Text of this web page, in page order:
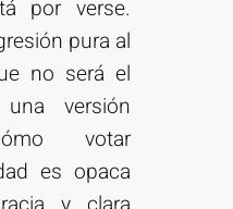
por verse.
pura al
no será el
versión
votar
es opaca